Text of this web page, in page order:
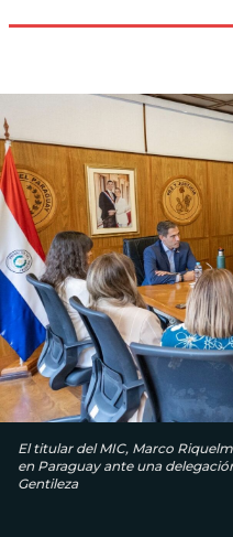
El titular del MIC, Marco
en Paraguay ante una
Gentileza